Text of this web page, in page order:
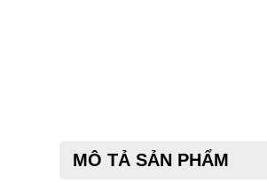
MÔ TẢ SẢN PHẨM